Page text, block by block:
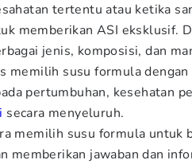
tertentu atau ketika
memberikan ASI eksklusif.
jenis, komposisi, dan
memilih susu formula
pertumbuhan, kesehatan
secara menyeluruh.
memilih susu formula untuk
memberikan jawaban dan